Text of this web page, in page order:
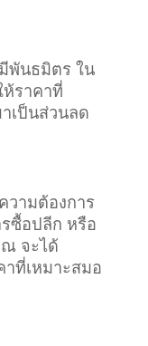
พันธมิตร ใน
ห้ราคาที่
เป็นส่วนลด
ามต้องการ
ซื้อปลีก หรือ
ณ จะได้
ที่เหมาะสมอ